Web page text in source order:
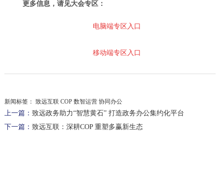
更多信息，请见大会专区：
电脑端专区入口
移动端专区入口
新闻标签： 致远互联 COP 数智运营 协同办公
上一篇： 致远政务助力“智慧黄石” 打造政务办公集约化平台
下一篇： 致远互联：深耕COP 重塑多赢新生态